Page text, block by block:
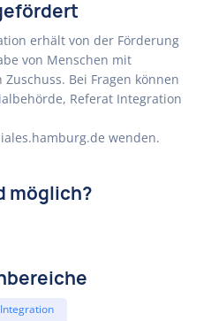
erhält von der Förderung
von Menschen mit
Bei Fragen können
Referat Integration
wenden.
möglich?
Integration